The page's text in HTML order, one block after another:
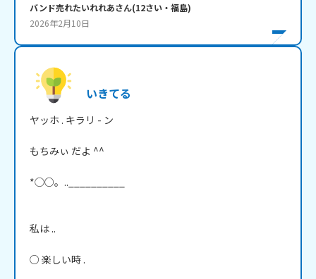
バンド売れたいれれあさん(12さい・ 福島)
2026年2月10日
いきてる
ヤッホ . キラリ - ン
もちみぃ だよ ^^
*◯○。..__________
私は ..
○ 楽しい時 .